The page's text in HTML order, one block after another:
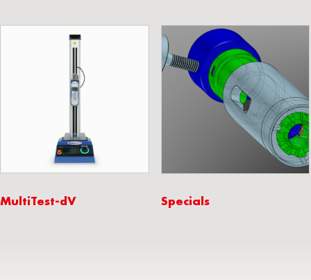
MultiTest-dV Specials